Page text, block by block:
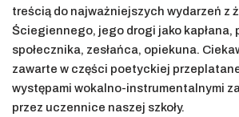
treścią do najważniejszych wydarzeń z
Ściegiennego, jego drogi jako kapłana,
społecznika, zesłańca, opiekuna.
zawarte w części poetyckiej
występami wokalno-instrumentalnymi
przez uczennice naszej szkoły.